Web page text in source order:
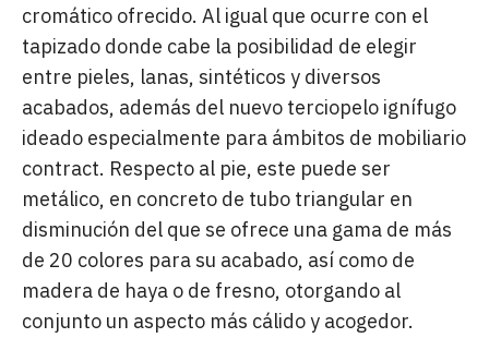
cromático ofrecido. Al igual que ocurre con el
tapizado donde cabe la posibilidad de elegir
entre pieles, lanas, sintéticos y diversos
acabados, además del nuevo terciopelo ignífugo
ideado especialmente para ámbitos de mobiliario
contract. Respecto al pie, este puede ser
metálico, en concreto de tubo triangular en
disminución del que se ofrece una gama de más
de 20 colores para su acabado, así como de
madera de haya o de fresno, otorgando al
conjunto un aspecto más cálido y acogedor.